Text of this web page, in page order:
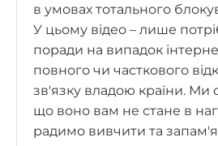
в умовах тотального
У цьому відео – лише
поради на випадок
повного чи часткового
зв'язку владою країни. Ми
що воно вам не стане в
радимо вивчити та